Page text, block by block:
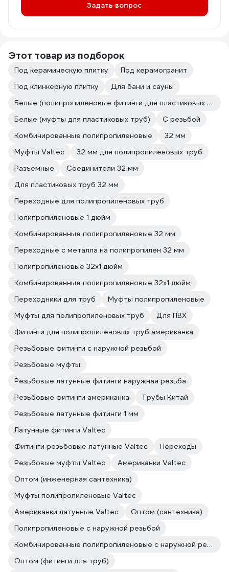
Задать вопрос
Этот товар из подборок
Под керамическую плитку
Под керамогранит
Под клинкерную плитку
Для бани и сауны
Белые (полипропиленовые фитинги для пластиковых труб)
Белые (муфты для пластиковых труб)
С резьбой
Комбинированные полипропиленовые
32 мм
Муфты Valtec
32 мм для полипропиленовых труб
Разъемные
Соединители 32 мм
Для пластиковых труб 32 мм
Переходные для полипропиленовых труб
Полипропиленовые 1 дюйм
Комбинированные полипропиленовые 32 мм
Переходные с металла на полипропилен 32 мм
Полипропиленовые 32х1 дюйм
Комбинированные полипропиленовые 32х1 дюйм
Переходники для труб
Муфты полипропиленовые
Муфты для полипропиленовых труб
Для ПВХ
Фитинги для полипропиленовых труб американка
Резьбовые фитинги с наружной резьбой
Резьбовые муфты
Резьбовые латунные фитинги наружная резьба
Резьбовые фитинги американка
Трубы Китай
Резьбовые латунные фитинги 1 мм
Латунные фитинги Valtec
Фитинги резьбовые латунные Valtec
Переходы
Резьбовые муфты Valtec
Американки Valtec
Оптом (инженерная сантехника)
Муфты полипропиленовые Valtec
Американки латунные Valtec
Оптом (сантехника)
Полипропиленовые с наружной резьбой
Комбинированные полипропиленовые с наружной резьбой
Оптом (фитинги для труб)